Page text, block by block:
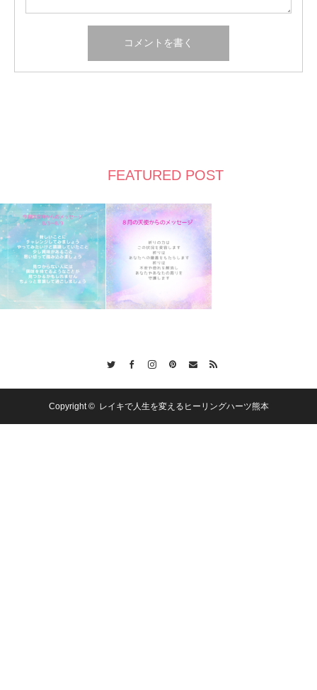
FEATURED POST
Copyright © レイキで人生を変えるヒーリングハーツ熊本